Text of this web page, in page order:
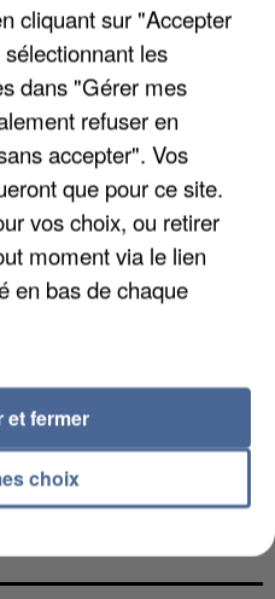
DZ MAFIA
EMPORTÉE PAR UNE
cliquant sur "Accepter
les
dans "Gérer mes
refuser en
accepter". Vos
que pour ce site.
vos choix, ou retirer
moment via le lien
en bas de chaque
choix
et fermer